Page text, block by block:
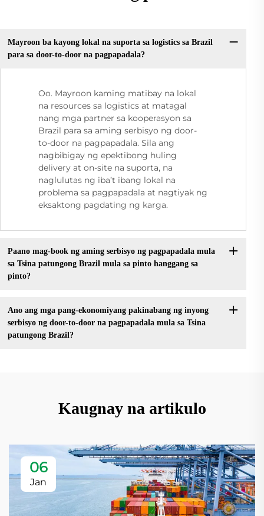
Mayroon ba kayong lokal na suporta sa logistics sa Brazil
para sa door-to-door na pagpapadala?
Oo. Mayroon kaming matibay na lokal
na resources sa logistics at matagal
nang mga partner sa kooperasyon sa
Brazil para sa aming serbisyo ng door-
to-door na pagpapadala. Sila ang
nagbibigay ng epektibong huling
delivery at on-site na suporta, na
naglulutas ng iba’t ibang lokal na
problema sa pagpapadala at nagtiyak ng
eksaktong pagdating ng karga.
Paano mag-book ng aming serbisyo ng pagpapadala mula
sa Tsina patungong Brazil mula sa pinto hanggang sa
pinto?
Ano ang mga pang-ekonomiyang pakinabang ng inyong
serbisyo ng door-to-door na pagpapadala mula sa Tsina
patungong Brazil?
Kaugnay na artikulo
06
Jan